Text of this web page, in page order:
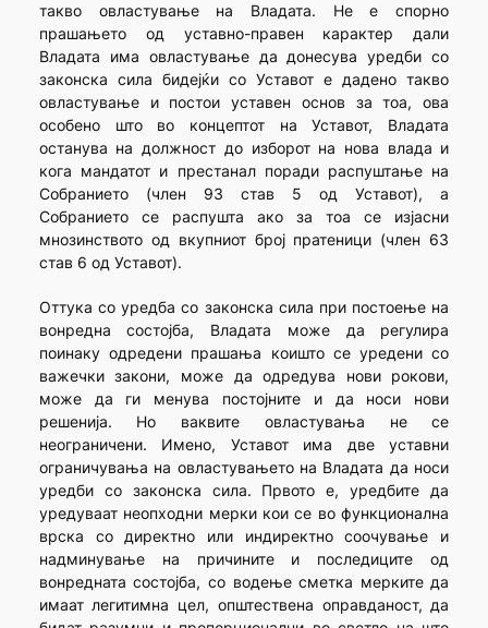
такво овластување на Владата. Не е спорно
прашањето од уставно-правен карактер дали
Владата има овластување да донесува уредби со
законска сила бидејќи со Уставот е дадено такво
овластување и постои уставен основ за тоа, ова
особено што во концептот на Уставот, Владата
останува на должност до изборот на нова влада и
кога мандатот и престанал поради распуштање на
Собранието (член 93 став 5 од Уставот), а
Собранието се распушта ако за тоа се изјасни
мнозинството од вкупниот број пратеници (член 63
став 6 од Уставот).
Оттука со уредба со законска сила при постоење на
вонредна состојба, Владата може да регулира
поинаку одредени прашања коишто се уредени со
важечки закони, може да одредува нови рокови,
може да ги менува постојните и да носи нови
решенија. Но ваквите овластувања не се
неограничени. Имено, Уставот има две уставни
ограничувања на овластувањето на Владата да носи
уредби со законска сила. Првото е, уредбите да
уредуваат неопходни мерки кои се во функционална
врска со директно или индиректно соочување и
надминување на причините и последиците од
вонредната состојба, со водење сметка мерките да
имаат легитимна цел, општествена оправданост, да